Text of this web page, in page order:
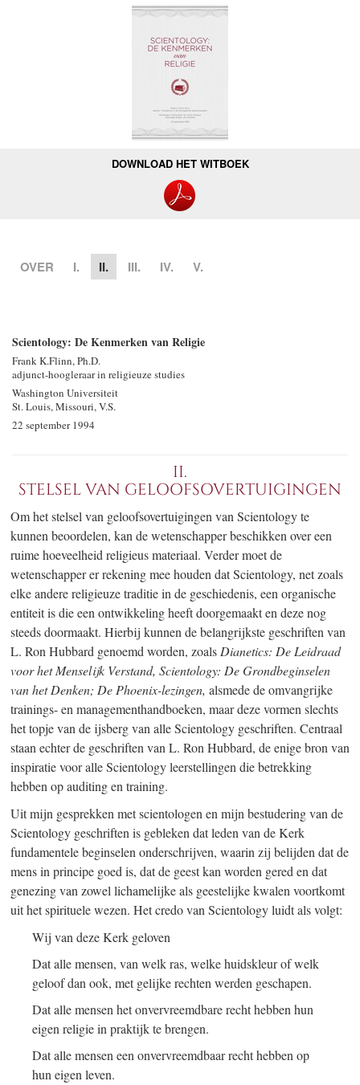
DOWNLOAD HET WITBOEK
OVER I. II. III. IV. V.
Scientology: De Kenmerken van Religie
Frank K.Flinn, Ph.D.
adjunct-hoogleraar in religieuze studies
Washington Universiteit
St. Louis, Missouri, V.S.
22 september 1994
II.
STELSEL VAN GELOOFSOVERTUIGINGEN
Om het stelsel van geloofsovertuigingen van Scientology te
kunnen beoordelen, kan de wetenschapper beschikken over een
ruime hoeveelheid religieus materiaal. Verder moet de
wetenschapper er rekening mee houden dat Scientology, net zoals
elke andere religieuze traditie in de geschiedenis, een organische
entiteit is die een ontwikkeling heeft doorgemaakt en deze nog
steeds doormaakt. Hierbij kunnen de belangrijkste geschriften van
L. Ron Hubbard genoemd worden, zoals Dianetics: De Leidraad
voor het Menselijk Verstand, Scientology: De Grondbeginselen
van het Denken; De Phoenix-lezingen, alsmede de omvangrijke
trainings- en managementhandboeken, maar deze vormen slechts
het topje van de ijsberg van alle Scientology geschriften. Centraal
staan echter de geschriften van L. Ron Hubbard, de enige bron van
inspiratie voor alle Scientology leerstellingen die betrekking
hebben op auditing en training.
Uit mijn gesprekken met scientologen en mijn bestudering van de
Scientology geschriften is gebleken dat leden van de Kerk
fundamentele beginselen onderschrijven, waarin zij belijden dat de
mens in principe goed is, dat de geest kan worden gered en dat
genezing van zowel lichamelijke als geestelijke kwalen voortkomt
uit het spirituele wezen. Het credo van Scientology luidt als volgt:
Wij van deze Kerk geloven
Dat alle mensen, van welk ras, welke huidskleur of welk
geloof dan ook, met gelijke rechten werden geschapen.
Dat alle mensen het onvervreemdbare recht hebben hun
eigen religie in praktijk te brengen.
Dat alle mensen een onvervreemdbaar recht hebben op
hun eigen leven.